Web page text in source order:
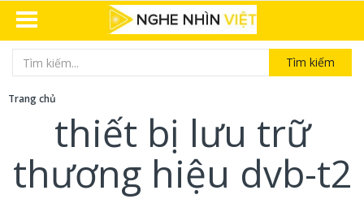
Tìm kiếm
Trang chủ
thiết bị lưu trữ
thương hiệu dvb-t2